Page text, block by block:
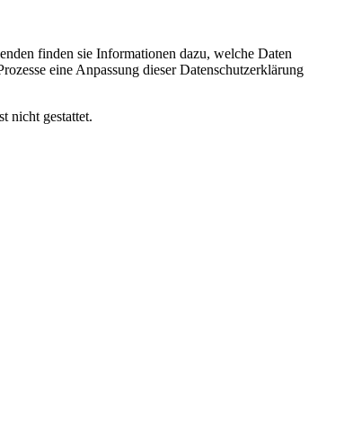
finden sie Informationen dazu, welche Daten
eine Anpassung dieser Datenschutzerklärung
nicht gestattet.